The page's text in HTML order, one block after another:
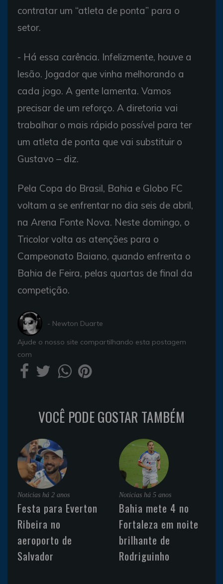
contratar um “atleta de ponta” para o
setor.
- Há essa carência. Infelizmente, houve a
lesão. Jogador que vinha melhorando a
cada jogo. A gente lamenta. Vamos
precisar de um reforço. A diretoria vai
trabalhar o mais rápido possível para ter
um atleta de ponta que vai substituir o
Gustavo – diz.
Pela Copa do Brasil, Bahia e Globo FC
voltam a se enfrentar no dia seis de abril,
na Arena Fonte Nova. Neste domingo, o
Tricolor volta as atenções para o
Campeonato Baiano, quando enfrenta o
Bahia de Feira, pelas quartas de final da
competição.
- Newton Duarte
Ajude o nosso site compartilhando esta postagem
com
VOCÊ PODE GOSTAR TAMBÉM
Noticias há 2 anos
Festa para Everton
Ribeira no
aeroporto de
Salvador
Noticias há 5 anos
Bahia mete 4 no
Fortaleza em noite
brilhante de
Rodriguinho